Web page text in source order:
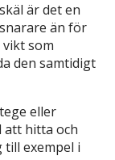
är det en
än för
som
den samtidigt
eller
att hitta och
till exempel i